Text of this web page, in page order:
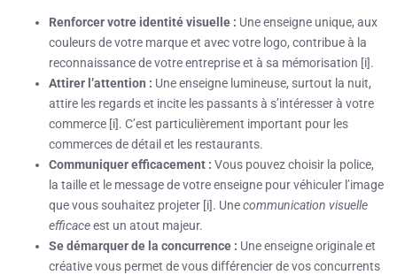
Renforcer votre identité visuelle : Une enseigne unique, aux
couleurs de votre marque et avec votre logo, contribue à la
reconnaissance de votre entreprise et à sa mémorisation [i].
Attirer l’attention : Une enseigne lumineuse, surtout la nuit,
attire les regards et incite les passants à s’intéresser à votre
commerce [i]. C’est particulièrement important pour les
commerces de détail et les restaurants.
Communiquer efficacement : Vous pouvez choisir la police,
la taille et le message de votre enseigne pour véhiculer l’image
que vous souhaitez projeter [i]. Unecommunication visuelle
efficaceest un atout majeur.
Se démarquer de la concurrence : Une enseigne originale et
créative vous permet de vous différencier de vos concurrents